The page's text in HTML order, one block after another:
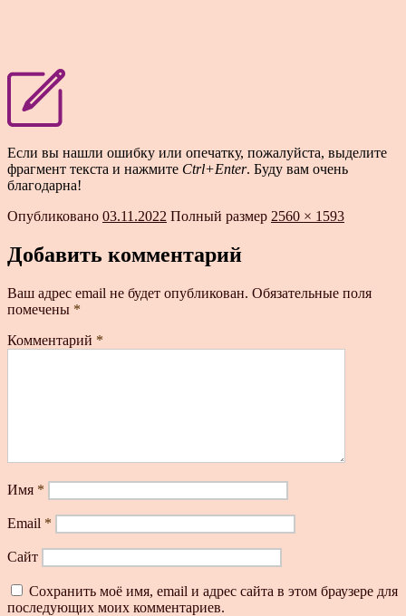
Если вы нашли ошибку или опечатку, пожалуйста, выделите
фрагмент текста и нажмите Ctrl+Enter. Буду вам очень
благодарна!
Опубликовано 03.11.2022 Полный размер 2560 × 1593
Добавить комментарий
Ваш адрес email не будет опубликован. Обязательные поля
помечены *
Комментарий *
Имя *
Email *
Сайт
Сохранить моё имя, email и адрес сайта в этом браузере для
последующих моих комментариев.